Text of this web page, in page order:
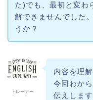
た)でも、最初と変わ
解できませんでした
うか？
トレーナー
内容を理
今回わか
伝えします